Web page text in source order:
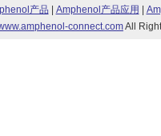
产品 Amphenol产品应用
connect.comAll